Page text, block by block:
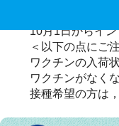
10月1日
10月1日からイ
＜以下の点にご
ワクチンの入荷
ワクチンがなく
接種希望の方は